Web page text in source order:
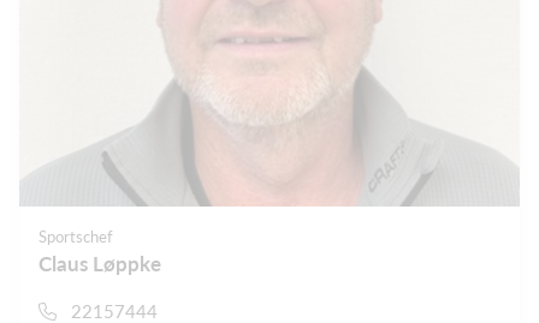
Sportschef
Claus Løppke
22157444